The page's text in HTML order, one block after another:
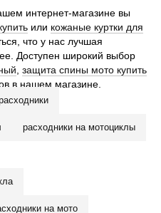
интернет-магазине вы
или кожаные куртки для
что у нас лучшая
Доступен широкий выбор
защита спины мото купить
в нашем магазине.
расходники на мотоциклы
на мото